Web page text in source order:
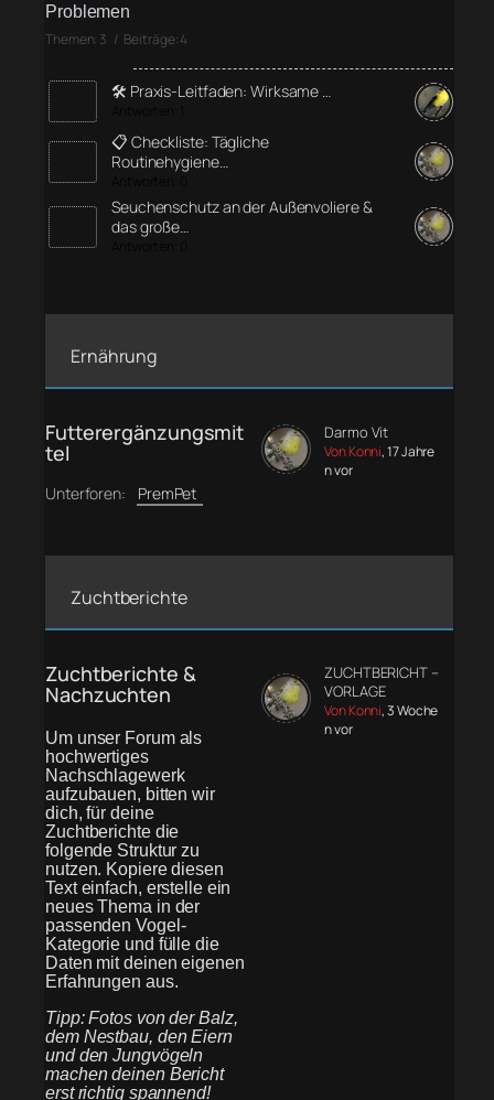
Problemen
Themen: 3 / Beiträge: 4
🛠️ Praxis-Leitfaden: Wirksame …
📋 Checkliste: Tägliche
Routinehygiene…
Seuchenschutz an der Außenvoliere &
das große…
Ernährung
Futterergänzungsmit
tel
Unterforen: PremPet
Darmo Vit
Von Konni, 17 Jahre
n vor
Zuchtberichte
Zuchtberichte &
Nachzuchten
Um unser Forum als
hochwertiges
Nachschlagewerk
aufzubauen, bitten wir
dich, für deine
Zuchtberichte die
folgende Struktur zu
nutzen. Kopiere diesen
Text einfach, erstelle ein
neues Thema in der
passenden Vogel-
Kategorie und fülle die
Daten mit deinen eigenen
Erfahrungen aus.
Tipp: Fotos von der Balz,
dem Nestbau, den Eiern
und den Jungvögeln
machen deinen Bericht
erst richtig spannend!
ZUCHTBERICHT –
VORLAGE
Von Konni, 3 Woche
n vor